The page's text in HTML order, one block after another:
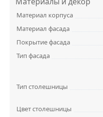
Материал корпуса
Материал фасада
Покрытие фасада
Тип фасада
Тип столешницы
Цвет столешницы